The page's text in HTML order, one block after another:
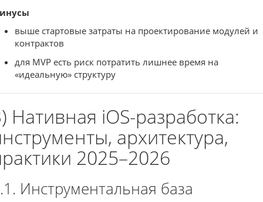
выше стартовые затраты на проектирование модулей и
контрактов
для MVP есть риск потратить лишнее время на
«идеальную» структуру
Нативная iOS-разработка:
архитектура,
2025–2026
Инструментальная база